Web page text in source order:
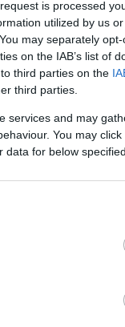
is processed
utilized by us
may separately
on the IAB’s list of
third parties on the
third parties.
services and may
You may
data for below
majd
amely során
majd
a
Miami
is tért